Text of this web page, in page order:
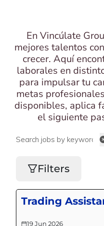
En Vincúlate
mejores talentos
crecer. Aquí
laborales en
para impulsar tu
metas
disponibles, aplica
el siguiente
Filters
Trading
19 Jun 2026